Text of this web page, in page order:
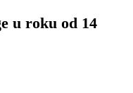
u roku od 14